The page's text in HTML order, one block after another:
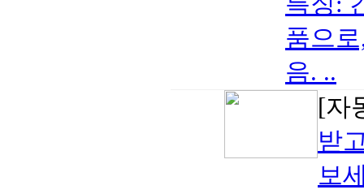
품으
음. ..
[자
받
보